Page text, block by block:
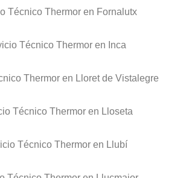
Técnico Thermor en Fornalutx
Técnico Thermor en Inca
Thermor en Lloret de Vistalegre
Técnico Thermor en Lloseta
Técnico Thermor en Llubí